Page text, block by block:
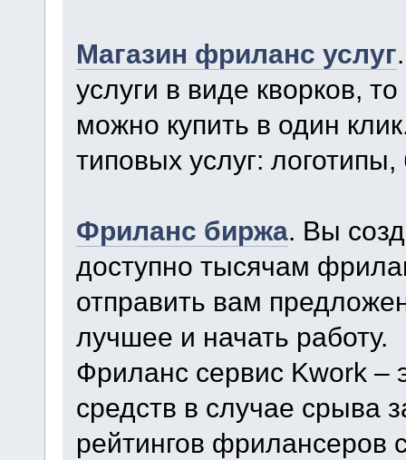
Магазин фриланс услуг
услуги в виде кворков,
можно купить в один
типовых услуг:
Фриланс биржа. Вы
доступно тысячам
отправить вам
лучшее и начать работу.
Фриланс сервис Kwork –
средств в случае срыва
рейтингов фрилансеров